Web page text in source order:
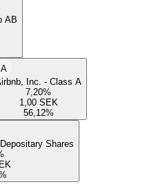
AB
A
Inc. - Class A
7,20%
1,00 SEK
56,12%
Shares